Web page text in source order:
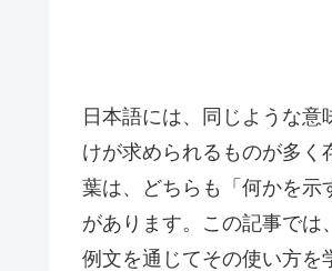
日本語には、同じような
けが求められるものが多
葉は、どちらも「何かを示
があります。この記事では
例文を通じてその使い方を